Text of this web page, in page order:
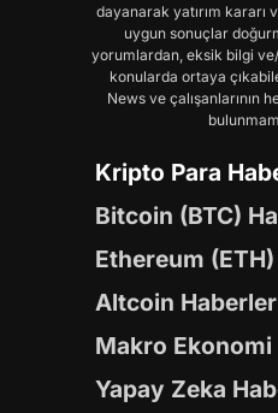
dayanarak yatırım
uygun sonuçlar
yorumlardan, eksik bilgi
konularda ortaya
News ve çalışanlarının
Kripto Para
Bitcoin (BTC)
Ethereum
Altcoin
Makro Ekonomi
Yapay Zeka